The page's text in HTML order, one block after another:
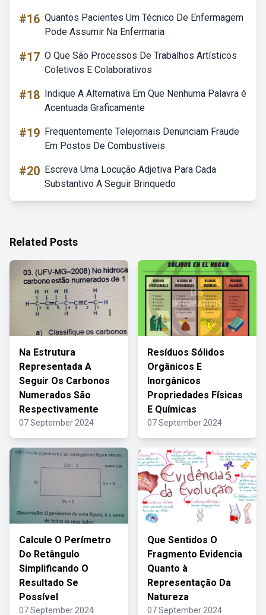
#16 Quantos Pacientes Um Técnico De Enfermagem
Pode Assumir Na Enfermaria
#17 O Que São Processos De Trabalhos Artísticos
Coletivos E Colaborativos
#18 Indique A Alternativa Em Que Nenhuma Palavra é
Acentuada Graficamente
#19 Frequentemente Telejornais Denunciam Fraude
Em Postos De Combustíveis
#20 Escreva Uma Locução Adjetiva Para Cada
Substantivo A Seguir Brinquedo
Related Posts
Na Estrutura
Representada A
Seguir Os Carbonos
Numerados São
Respectivamente
07 September 2024
Resíduos Sólidos
Orgânicos E
Inorgânicos
Propriedades Físicas
E Químicas
07 September 2024
Calcule O Perímetro
Do Retângulo
Simplificando O
Resultado Se
Possível
07 September 2024
Que Sentidos O
Fragmento Evidencia
Quanto à
Representação Da
Natureza
07 September 2024